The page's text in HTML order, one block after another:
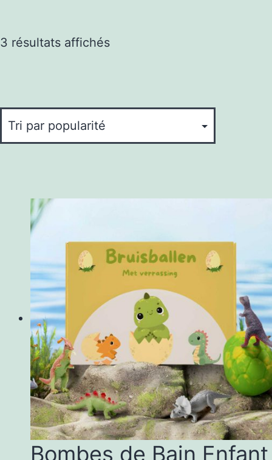
3 résultats affichésTrié
Bombes de Bain Enfant